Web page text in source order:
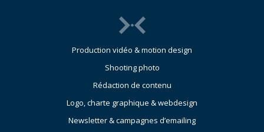
Production vidéo & motion design
Shooting photo
Rédaction de contenu
Logo, charte graphique & webdesign
Newsletter & campagnes d’emailing